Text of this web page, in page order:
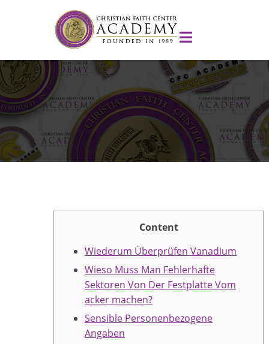
Content
Wiederum Überprüfen Vanadium
Wieso Muss Man Fehlerhafte
Sektoren Von Der Festplatte Vom
acker machen?
Sensible Personenbezogene
Angaben